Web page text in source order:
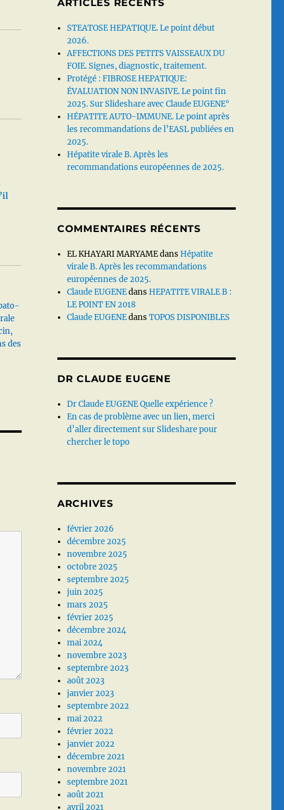
des
ARTICLES RÉCENTS
STEATOSE HEPATIQUE. Le point début
2026.
AFFECTIONS DES PETITS VAISSEAUX DU
FOIE. Signes, diagnostic, traitement.
Protégé : FIBROSE HEPATIQUE:
ÉVALUATION NON INVASIVE. Le point fin
2025. Sur Slideshare avec Claude EUGENE°
HÉPATITE AUTO-IMMUNE. Le point après
les recommandations de l’EASL publiées en
2025.
Hépatite virale B. Après les
recommandations européennes de 2025.
COMMENTAIRES RÉCENTS
EL KHAYARI MARYAMEdansHépatite
virale B. Après les recommandations
européennes de 2025.
Claude EUGENEdansHEPATITE VIRALE B :
LE POINT EN 2018
Claude EUGENEdansTOPOS DISPONIBLES
DR CLAUDE EUGENE
Dr Claude EUGENE Quelle expérience ?
En cas de problème avec un lien, merci
d’aller directement sur Slideshare pour
chercher le topo
ARCHIVES
février 2026
décembre 2025
novembre 2025
octobre 2025
septembre 2025
juin 2025
mars 2025
février 2025
décembre 2024
mai 2024
novembre 2023
septembre 2023
août 2023
janvier 2023
septembre 2022
mai 2022
février 2022
janvier 2022
décembre 2021
novembre 2021
septembre 2021
août 2021
avril 2021